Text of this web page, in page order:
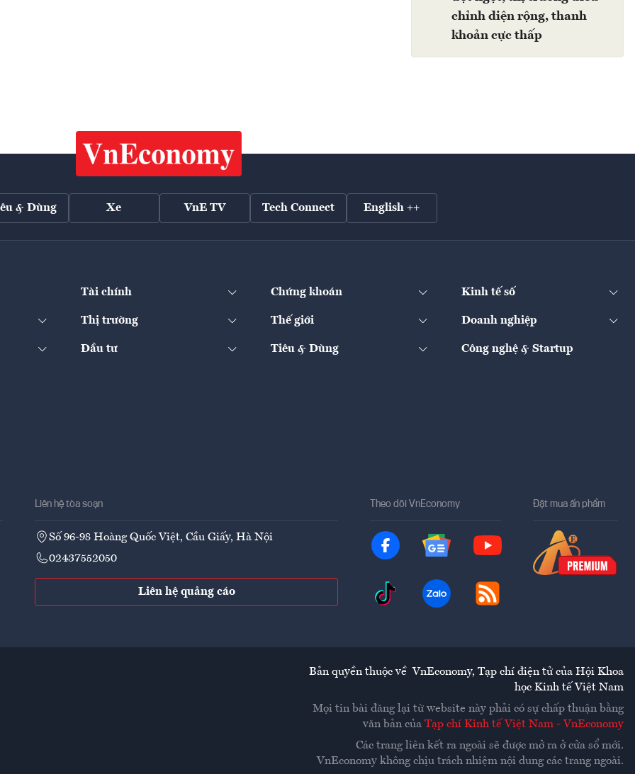
chỉnh diện rộng, thanh
khoản cực thấp
& Dùng Xe VnE TV Tech Connect English ++
Tài chính Chứng khoán Kinh tế số
Thị trường Thế giới Doanh nghiệp
Đầu tư Tiêu & Dùng Công nghệ & Startup
Liên hệ tòa soạn
Số 96-98 Hoàng Quốc Việt, Cầu Giấy, Hà Nội
02437552050
Liên hệ quảng cáo
Theo dõi VnEconomy Đặt mua ấn phẩm
Bản quyền thuộc về VnEconomy, Tạp chí điện tử của Hội Khoa
học Kinh tế Việt Nam
Mọi tin bài đăng lại từ website này phải có sự chấp thuận bằng
văn bản của Tạp chí Kinh tế Việt Nam - VnEconomy
Các trang liên kết ra ngoài sẽ được mở ra ở cửa sổ mới.
VnEconomy không chịu trách nhiệm nội dung các trang ngoài.